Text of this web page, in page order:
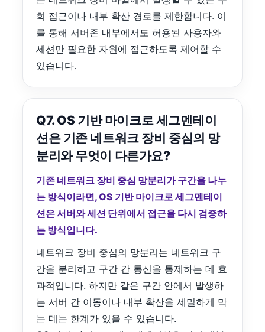
회 접근이나 내부 확산 경로를 제한합니다. 이
를 통해 서버존 내부에서도 허용된 사용자와
세션만 필요한 자원에 접근하도록 제어할 수
있습니다.
Q7. OS 기반 마이크로 세그멘테이
션은 기존 네트워크 장비 중심의 망
분리와 무엇이 다른가요?
기존 네트워크 장비 중심 망분리가 구간을 나누
는 방식이라면, OS 기반 마이크로 세그멘테이
션은 서버와 세션 단위에서 접근을 다시 검증하
는 방식입니다.
네트워크 장비 중심의 망분리는 네트워크 구
간을 분리하고 구간 간 통신을 통제하는 데 효
과적입니다. 하지만 같은 구간 안에서 발생하
는 서버 간 이동이나 내부 확산을 세밀하게 막
는 데는 한계가 있을 수 있습니다.